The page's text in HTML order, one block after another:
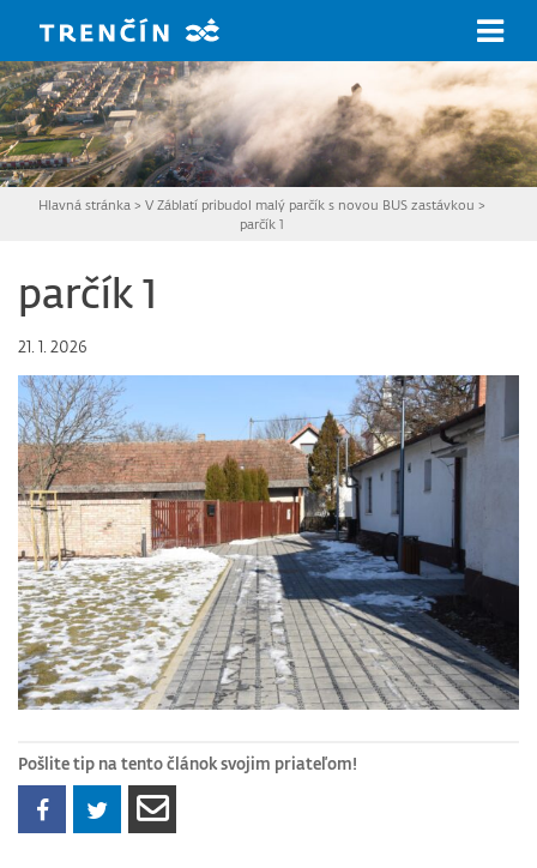
Hlavná stránka > V Záblatí pribudol malý parčík s novou BUS zastávkou >
parčík 1
parčík 1
21. 1. 2026
Pošlite tip na tento článok svojim priateľom!